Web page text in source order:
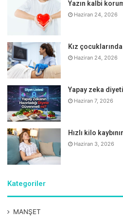
İnsülin direncinde uygulanması
Vücut ağırlığının ilk etapta
hedefleyecek şekilde diyet
Hazırlanacak diyette tüm
şekilde dengeli olmalı, en
şekilde programlanmalıdır.
azaltılmalıdır.
Kısa şok diyetlerden
tarzda beslenme programı
Yazın kalbi
Haziran 24, 2026
Kız
Haziran 24, 2026
Yapay zeka
Haziran 7, 2026
Hızlı kilo
Haziran 3, 2026
Kategoriler
MANŞET